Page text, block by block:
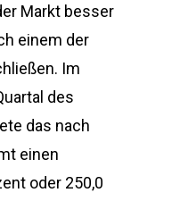
Markt besser
einem der
Im
des
das nach
einen
oder 250,0